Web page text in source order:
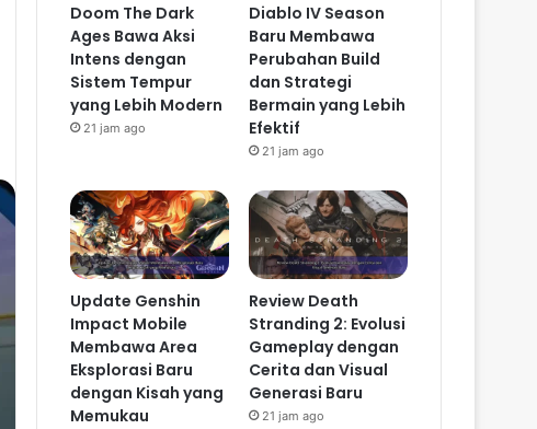
Doom The Dark
Ages Bawa Aksi
Intens dengan
Sistem Tempur
yang Lebih Modern
21 jam ago
Diablo IV Season
Baru Membawa
Perubahan Build
dan Strategi
Bermain yang Lebih
Efektif
21 jam ago
Update Genshin
Impact Mobile
Membawa Area
Eksplorasi Baru
dengan Kisah yang
Memukau
Review Death
Stranding 2: Evolusi
Gameplay dengan
Cerita dan Visual
Generasi Baru
21 jam ago